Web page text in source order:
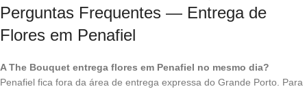
Perguntas Frequentes — Entrega de
Flores em Penafiel
A The Bouquet entrega flores em Penafiel no mesmo dia?
Penafiel fica fora da área de entrega expressa do Grande Porto. Para